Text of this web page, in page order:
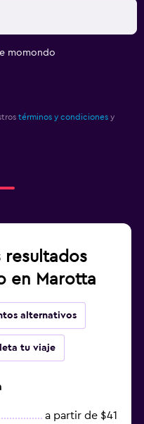
momondo
términos y condiciones y
resultados
en Marotta
alternativos
tu viaje
a partir de $41